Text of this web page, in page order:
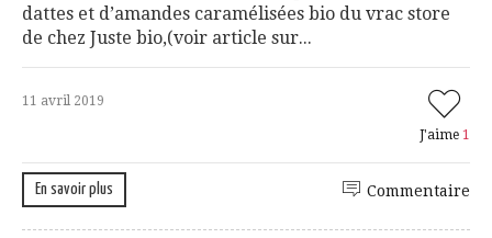
dattes et d’amandes caramélisées bio du vrac store
de chez Juste bio,(voir article sur...
11 avril 2019
J'aime 1
En savoir plus Commentaire